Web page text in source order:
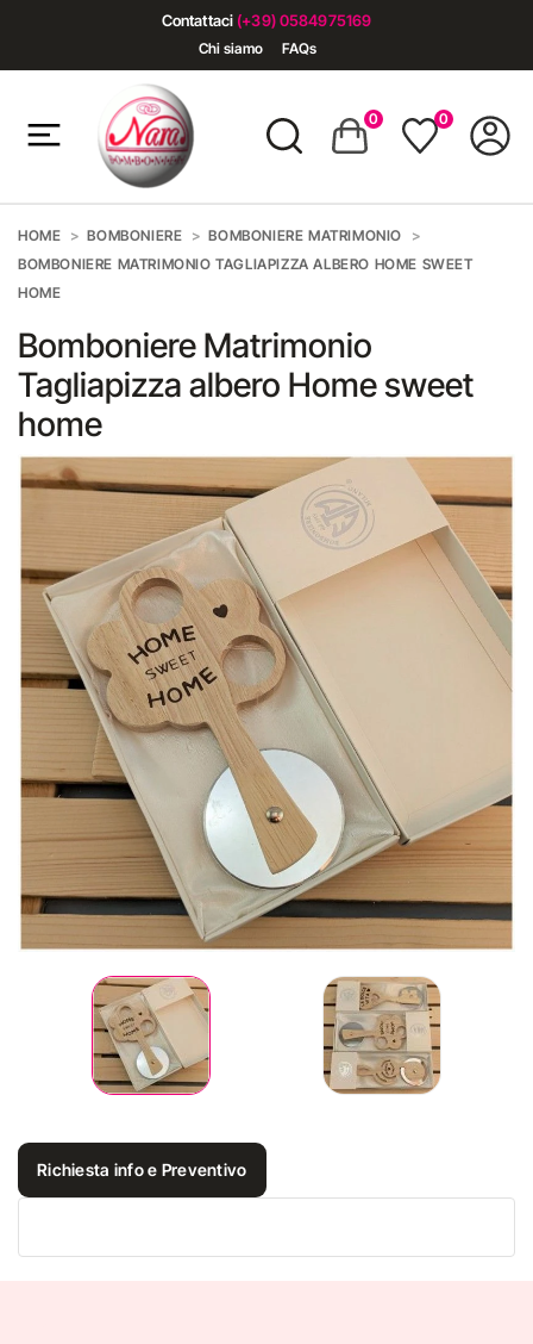
Contattaci (+39) 0584975169
Chi siamo FAQs
0 0
HOME BOMBONIERE
BOMBONIERE MATRIMONIO
BOMBONIERE MATRIMONIO TAGLIAPIZZA ALBERO HOME SWEET
HOME
Bomboniere Matrimonio
Tagliapizza albero Home sweet
home
Richiesta info e Preventivo